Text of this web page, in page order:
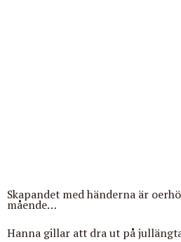
Skapandet med händerna är
mående…
Hanna gillar att dra ut på